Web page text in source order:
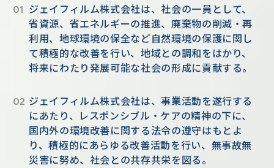
ジェイフィルム株式会社は、社会の一員として、
省資源、省エネルギーの推進、廃棄物の削減・再
利用、地球環境の保全など自然環境の保護に関し
て積極的な改善を行い、地域との調和をはかり、
将来にわたり発展可能な社会の形成に貢献する。
ジェイフィルム株式会社は、事業活動を遂行する
にあたり、レスポンシブル・ケアの精神の下に、
国内外の環境改善に関する法令の遵守はもとよ
り、積極的にあらゆる改善活動を行い、無事故無
災害に努め、社会との共存共栄を図る。